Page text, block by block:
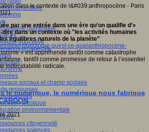
numérique
éducative
prospectifs
sociaux et champ scolaire
ressources
artistique
environnementale
citoyenneté
sciences
par une entrée dans une ère qu’on qualifie d’«
dire dans un contexte où "les activités humaines
équilibres naturels de la planète"
geologie-quest-ce-quelanthropocene-
» est appréhendé tantôt comme catastrophe
tantôt comme promesse de retour à l’essentiel
indécidabilité radicale.
le numérique, le numérique nous fabrique
2021